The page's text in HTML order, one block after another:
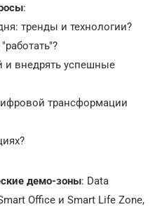
:
тренды и технологии?
и внедрять успешные
трансформации
демо-зоны: Data
Office и Smart Life Zone,